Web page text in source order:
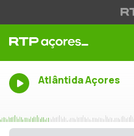
Atlântida Açores